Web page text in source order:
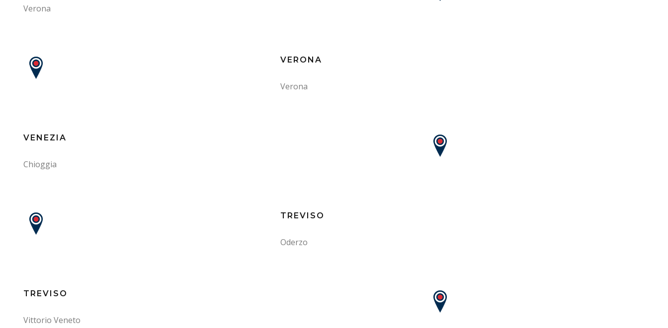
Verona
VERONA
Verona
VENEZIA
Chioggia
TREVISO
Oderzo
TREVISO
Vittorio Veneto